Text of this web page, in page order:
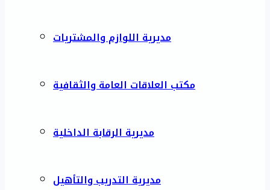
مديرية اللوازم والمشتريات
مكتب العلاقات العامة والثقافية
مديرية الرقابة الداخلية
مديرية التدريب والتأهيل